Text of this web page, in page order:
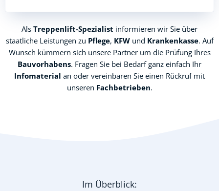
Als Treppenlift-Spezialist informieren wir Sie über
staatliche Leistungen zu Pflege, KFWund Krankenkasse. Auf
Wunsch kümmern sich unsere Partner um die Prüfung Ihres
Bauvorhabens. Fragen Sie bei Bedarf ganz einfach Ihr
Infomaterial an oder vereinbaren Sie einen Rückruf mit
unseren Fachbetrieben.
Im Überblick: